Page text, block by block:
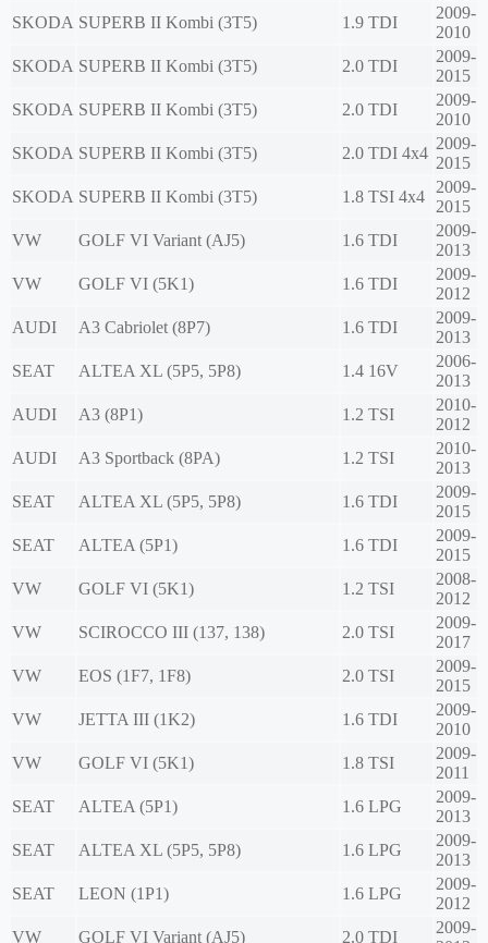
SKODA SUPERB II Kombi (3T5) 1.9 TDI
2009-
2010
SKODA SUPERB II Kombi (3T5) 2.0 TDI
2009-
2015
SKODA SUPERB II Kombi (3T5) 2.0 TDI
2009-
2010
SKODA SUPERB II Kombi (3T5) 2.0 TDI 4x4
2009-
2015
SKODA SUPERB II Kombi (3T5) 1.8 TSI 4x4
2009-
2015
VW
GOLF VI Variant (AJ5) 1.6 TDI
2009-
2013
VW
GOLF VI (5K1) 1.6 TDI
2009-
2012
AUDI
A3 Cabriolet (8P7) 1.6 TDI
2009-
2013
SEAT
ALTEA XL (5P5, 5P8) 1.4 16V
2006-
2013
AUDI
A3 (8P1) 1.2 TSI
2010-
2012
AUDI
A3 Sportback (8PA) 1.2 TSI
2010-
2013
SEAT
ALTEA XL (5P5, 5P8) 1.6 TDI
2009-
2015
SEAT
ALTEA (5P1) 1.6 TDI
2009-
2015
VW
GOLF VI (5K1) 1.2 TSI
2008-
2012
VW
SCIROCCO III (137, 138) 2.0 TSI
2009-
2017
VW
EOS (1F7, 1F8) 2.0 TSI
2009-
2015
VW
JETTA III (1K2) 1.6 TDI
2009-
2010
VW
GOLF VI (5K1) 1.8 TSI
2009-
2011
SEAT
ALTEA (5P1) 1.6 LPG
2009-
2013
SEAT
ALTEA XL (5P5, 5P8) 1.6 LPG
2009-
2013
SEAT
LEON (1P1) 1.6 LPG
2009-
2012
VW
GOLF VI Variant (AJ5) 2.0 TDI
2009-